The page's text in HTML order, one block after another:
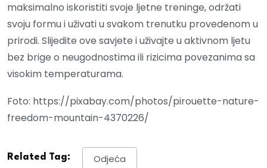
maksimalno iskoristiti svoje ljetne treninge, održati
svoju formu i uživati u svakom trenutku provedenom u
prirodi. Slijedite ove savjete i uživajte u aktivnom ljetu
bez brige o neugodnostima ili rizicima povezanima sa
visokim temperaturama.
Foto: https://pixabay.com/photos/pirouette-nature-
freedom-mountain-4370226/
Related Tag: Odjeća